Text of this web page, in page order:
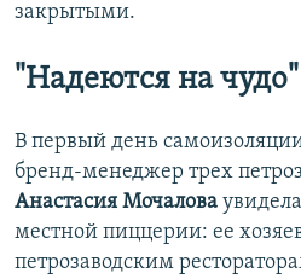
закрытыми.
"Надеются на чудо"
В первый день
бренд-менеджер трех
Анастасия Мочалова
местной пиццерии: ее
петрозаводским